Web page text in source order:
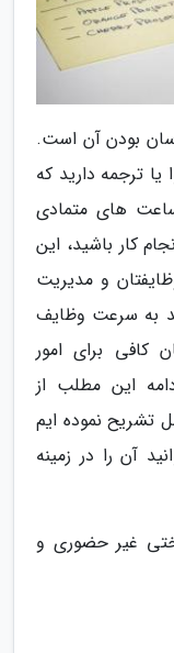
بودن آن است.
ترجمه دارید که
های متمادی
کار باشید، این
و مدیریت
به سرعت وظایف
کافی برای امور
این مطلب از
تشریح نموده ایم
آن را در زمینه
غیر حضوری و